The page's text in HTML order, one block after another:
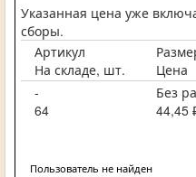
Указанная цена уже
сборы.
Артикул
На складе, шт.
Цена
-
Без
64
44,45
Пользователь не найден